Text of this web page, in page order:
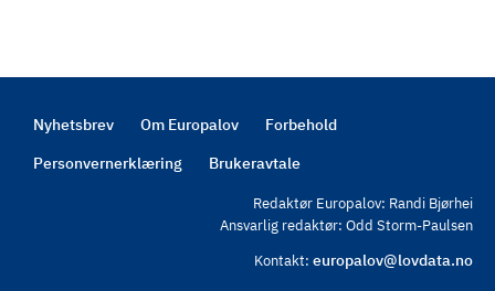
Footer
Nyhetsbrev Om Europalov
Forbehold
Personvernerklæring
Brukeravtale
Redaktør Europalov: Randi Bjørhei
Ansvarlig redaktør: Odd Storm-Paulsen
Kontakt: europalov@lovdata.no